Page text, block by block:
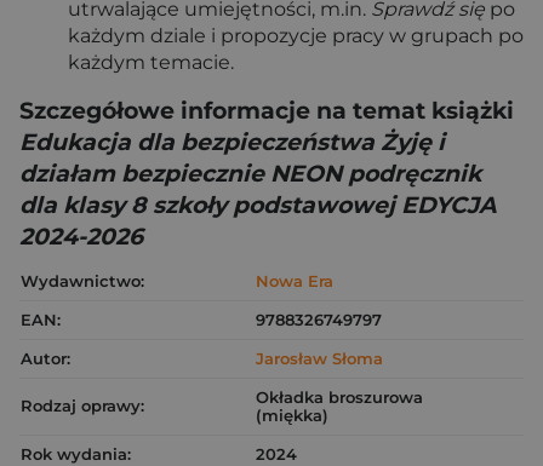
utrwalające umiejętności, m.in. Sprawdź się po
każdym dziale i propozycje pracy w grupach po
każdym temacie.
Szczegółowe informacje na temat książki
Edukacja dla bezpieczeństwa Żyję i
działam bezpiecznie NEON podręcznik
dla klasy 8 szkoły podstawowej EDYCJA
2024-2026
Wydawnictwo:
Nowa Era
EAN:
9788326749797
Autor:
Jarosław Słoma
Rodzaj oprawy:
Okładka broszurowa
(miękka)
Rok wydania:
2024